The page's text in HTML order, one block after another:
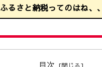
ふるさと納税ってのはね、
目次